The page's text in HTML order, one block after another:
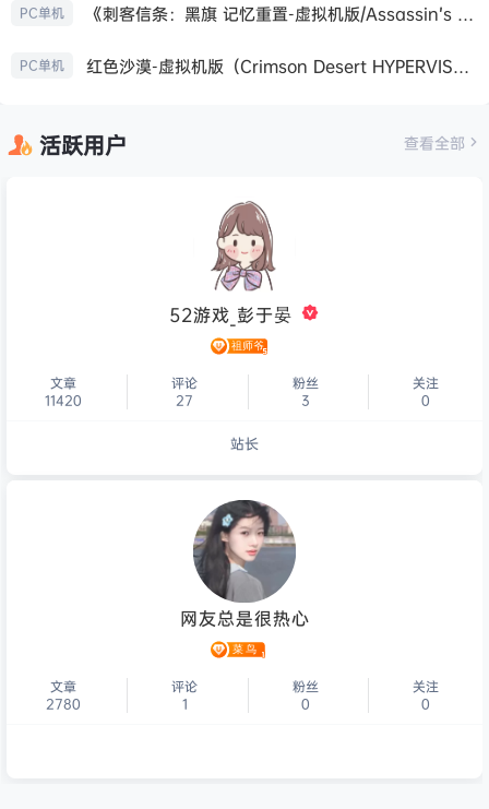
PC单机 《刺客信条：黑旗 记忆重置-虚拟机版/Assassin’s Creed Black Flag Resynced HYPERVISOR》免安装中文版
PC单机 红色沙漠-虚拟机版（Crimson Desert HYPERVISOR）免安装中文版
活跃用户 查看全部
52游戏_彭于晏
文章
11420
评论
27
粉丝
3
关注
0
站长
个人主页
网友总是很热心
文章
2780
评论
1
粉丝
0
关注
0